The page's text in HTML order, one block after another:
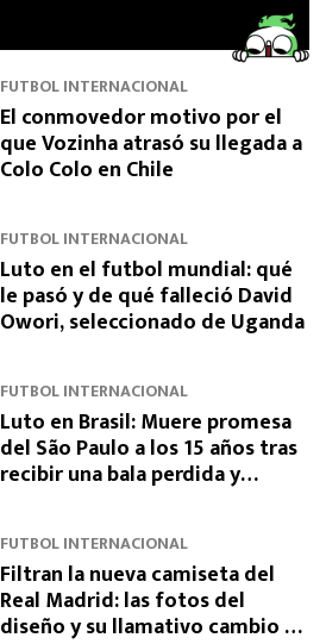
FUTBOL INTERNACIONAL
El conmovedor motivo por el
que Vozinha atrasó su llegada a
Colo Colo en Chile
FUTBOL INTERNACIONAL
Luto en el futbol mundial: qué
le pasó y de qué falleció David
Owori, seleccionado de Uganda
FUTBOL INTERNACIONAL
Luto en Brasil: Muere promesa
del São Paulo a los 15 años tras
recibir una bala perdida y
FUTBOL INTERNACIONAL
Filtran la nueva camiseta del
Real Madrid: las fotos del
diseño y su llamativo cambio de